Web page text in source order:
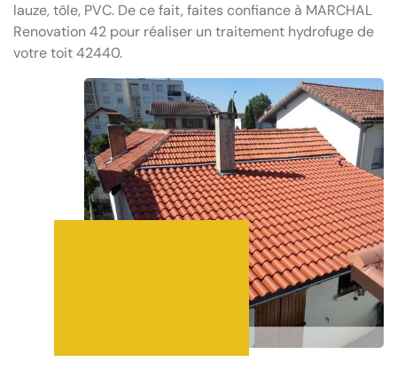
lauze, tôle, PVC. De ce fait, faites confiance à MARCHAL
Renovation 42 pour réaliser un traitement hydrofuge de
votre toit 42440.